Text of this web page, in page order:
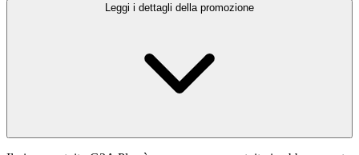
Leggi i dettagli della promozione